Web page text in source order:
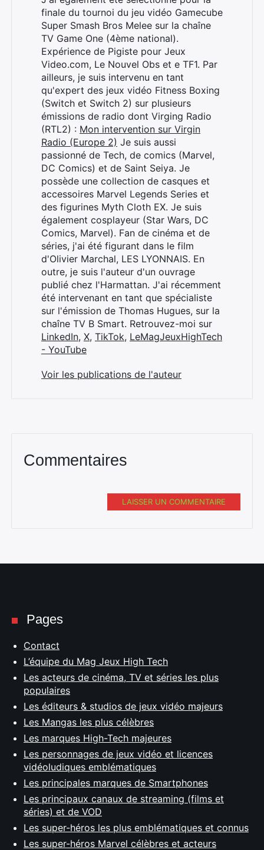
finale du tournoi du jeu vidéo Gamecube
Super Smash Bros Melee sur la chaîne
TV Game One (4ème national).
Expérience de Pigiste pour Jeux
Video.com, Le Nouvel Obs et e TF1. Par
ailleurs, je suis intervenu en tant
qu'expert des jeux vidéo Fitness Boxing
(Switch et Switch 2) sur plusieurs
émissions de radio dont Virging Radio
(RTL2) : Mon intervention sur Virgin
Radio (Europe 2) Je suis aussi
passionné de Tech, de comics (Marvel,
DC Comics) et de Saint Seiya. Je
possède une collection de casques et
accessoires Marvel Legends Series et
des figurines Myth Cloth EX. Je suis
également cosplayeur (Star Wars, DC
Comics, Marvel). Fan de cinéma et de
séries, j'ai été figurant dans le film
d'Olivier Marchal, LES LYONNAIS. En
outre, je suis l'auteur d'un ouvrage
publié chez l'Harmattan. J'ai récemment
été intervenant en tant que spécialiste
sur l'émission de Thomas Hugues, sur la
chaîne TV B Smart. Retrouvez-moi sur
LinkedIn, X, TikTok, LeMagJeuxHighTech
- YouTube
Voir les publications de l'auteur
Commentaires
LAISSER UN COMMENTAIRE
Pages
Contact
L’équipe du Mag Jeux High Tech
Les acteurs de cinéma, TV et séries les plus
populaires
Les éditeurs & studios de jeux vidéo majeurs
Les Mangas les plus célèbres
Les marques High-Tech majeures
Les personnages de jeux vidéo et licences
vidéoludiques emblématiques
Les principales marques de Smartphones
Les principaux canaux de streaming (films et
séries) et de VOD
Les super-héros les plus emblématiques et connus
Les super-héros Marvel célèbres et acteurs
Rechercher
: